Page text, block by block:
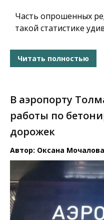
Часть опрошенных
такой статистике
Читать полностью
В аэропорту
работы по
дорожек
Автор: Оксана Мочалова